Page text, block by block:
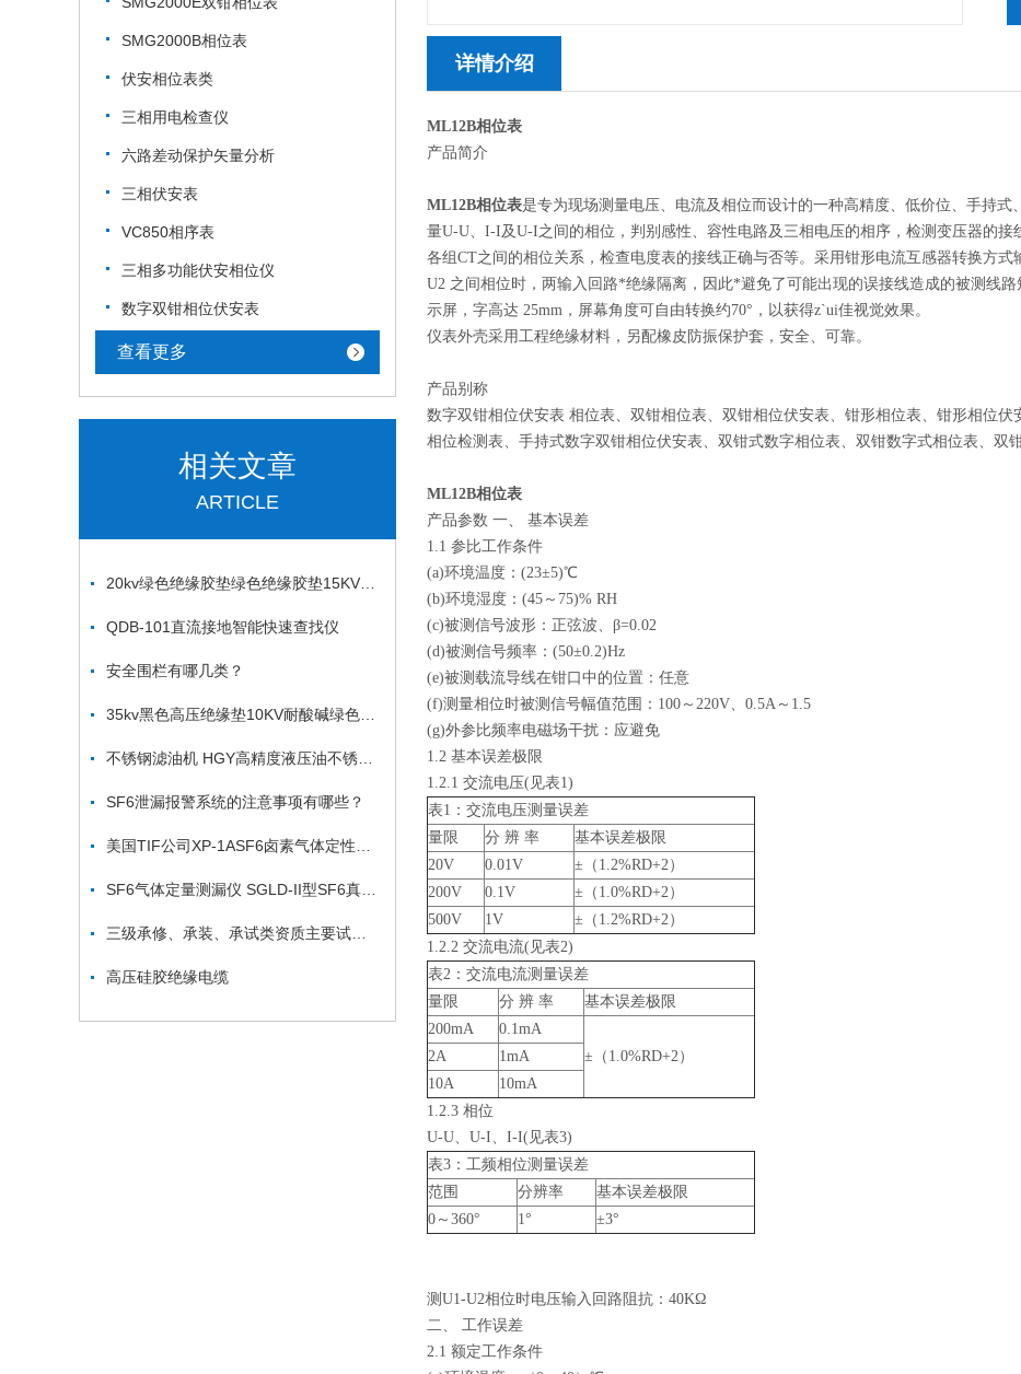
SMG2000B相位表
伏安相位表类
三相用电检查仪
六路差动保护矢量分析
三相伏安表
VC850相序表
三相多功能伏安相位仪
数字双钳相位伏安表
查看更多
相关文章
ARTICLE
QDB-101直流接地智能快速查找仪
安全围栏有哪几类？
SF6泄漏报警系统的注意事项有哪些？
高压硅胶绝缘电缆
详情介绍
ML12B相位表
产品简介
ML12B相位表是专为现场测量电压、电流及相位而设计的一种高精度、低价位、手持
量U-U、I-I及U-I之间的相位，判别感性、容性电路及三相电压的相序，检测变压器的
各组CT之间的相位关系，检查电度表的接线正确与否等。采用钳形电流互感器转换方
U2 之间相位时，两输入回路*绝缘隔离，因此*避免了可能出现的误接线造成的被测线
示屏，字高达 25mm，屏幕角度可自由转换约70°，以获得z`ui佳视觉效果。
仪表外壳采用工程绝缘材料，另配橡皮防振保护套，安全、可靠。
产品别称
数字双钳相位伏安表 相位表、双钳相位表、双钳相位伏安表、钳形相位表、钳形相位
相位检测表、手持式数字双钳相位伏安表、双钳式数字相位表、双钳数字式相位表、双
ML12B相位表
产品参数 一、 基本误差
1.1 参比工作条件
(a)环境温度：(23±5)℃
(b)环境湿度：(45～75)% RH
(c)被测信号波形：正弦波、β=0.02
(d)被测信号频率：(50±0.2)Hz
(e)被测载流导线在钳口中的位置：任意
(f)测量相位时被测信号幅值范围：100～220V、0.5A～1.5
(g)外参比频率电磁场干扰：应避免
1.2 基本误差极限
1.2.1 交流电压(见表1)
表1：交流电压测量误差
量限
分 辨 率
基本误差极限
20V
0.01V
±（1.2%RD+2）
200V
0.1V
±（1.0%RD+2）
500V
1V
±（1.2%RD+2）
1.2.2 交流电流(见表2)
表2：交流电流测量误差
量限
分 辨 率
基本误差极限
200mA
0.1mA
±（1.0%RD+2）
2A
1mA
10A
10mA
1.2.3 相位
U-U、U-I、I-I(见表3)
表3：工频相位测量误差
范围
分辨率
基本误差极限
0～360°
1° ±3°
测U1-U2相位时电压输入回路阻抗：40KΩ
二、 工作误差
2.1 额定工作条件